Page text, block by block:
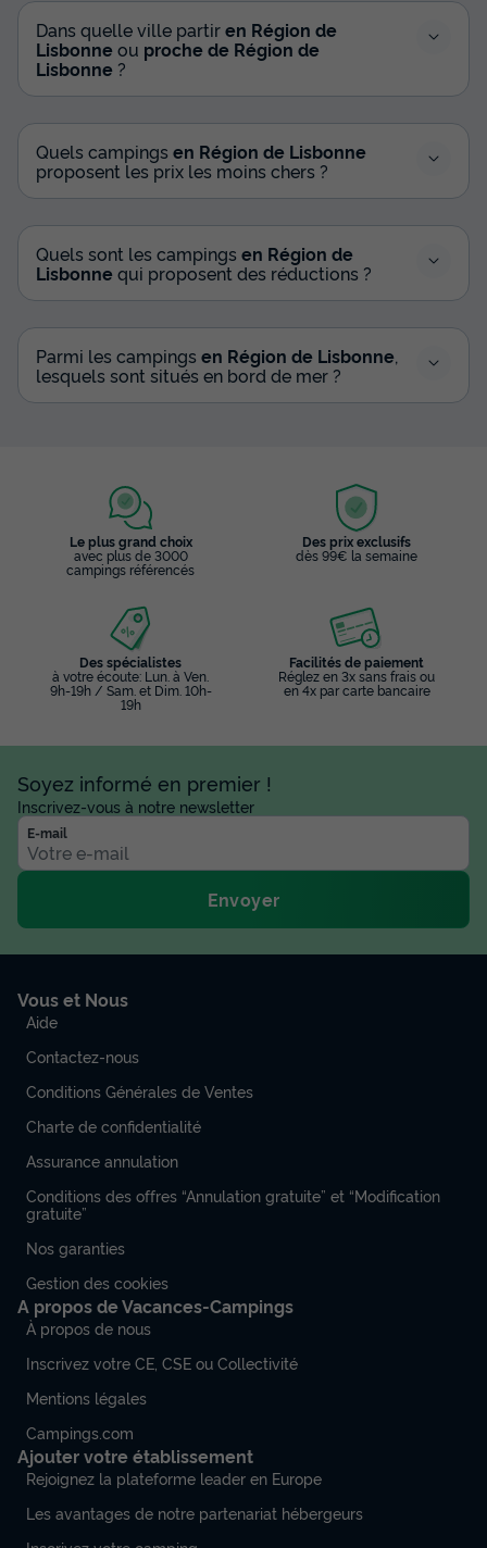
Dans quelle ville partiren Région de
Lisbonne ou proche de Région de
Lisbonne ?
Quels campings en Région de Lisbonne
proposent les prix les moins chers ?
Quels sont les campings en Région de
Lisbonne qui proposent des réductions ?
Parmi les campings en Région de Lisbonne,
lesquels sont situés en bord de mer ?
Le plus grand choix
avec plus de 3000
campings référencés
Des prix exclusifs
dès 99€ la semaine
Des spécialistes
à votre écoute: Lun. à Ven.
9h-19h / Sam. et Dim. 10h-
19h
Facilités de paiement
Réglez en 3x sans frais ou
en 4x par carte bancaire
Soyez informé en premier !
Inscrivez-vous à notre newsletter
E-mail
Envoyer
Vous et Nous
Aide
Contactez-nous
Conditions Générales de Ventes
Charte de confidentialité
Assurance annulation
Conditions des offres “Annulation gratuite” et “Modification
gratuite”
Nos garanties
Gestion des cookies
A propos de Vacances-Campings
À propos de nous
Inscrivez votre CE, CSE ou Collectivité
Mentions légales
Campings.com
Ajouter votre établissement
Rejoignez la plateforme leader en Europe
Les avantages de notre partenariat hébergeurs